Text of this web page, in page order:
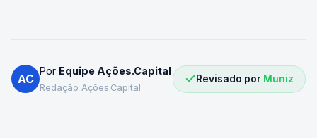
AC
Por Equipe Ações.Capital
Redação Ações.Capital
Revisado por Muniz